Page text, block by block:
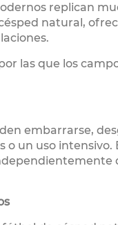
replican
natural,
las que los
embarrarse,
un uso intensivo.